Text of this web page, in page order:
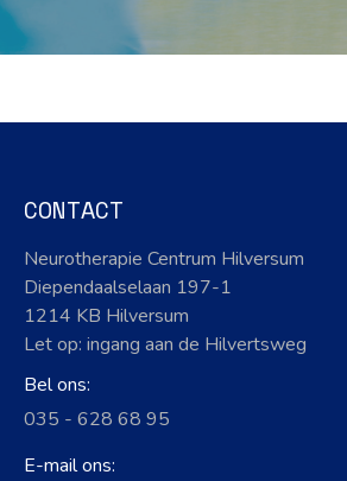
CONTACT
Neurotherapie Centrum Hilversum
Diependaalselaan 197-1
1214 KB Hilversum
Let op: ingang aan de Hilvertsweg
Bel ons:
035 - 628 68 95
E-mail ons: